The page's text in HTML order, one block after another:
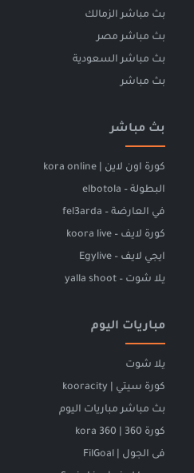
بث مباشر الزمالك
بث مباشر مصر
بث مباشر السعودية
بث مباشر
بث مباشر
كورة اون لاين | kora online
البطولة – elbotola
في العارضة – fel3arda
كورة لايف – koora live
ايجي لايف – Egylive
يلا شوت – yalla shoot
مباريات اليوم
يلا شوت
كورة سيتي | kooracity
بث مباشر مباريات اليوم
كورة 360 | kora 360
فى الجول | FilGoal